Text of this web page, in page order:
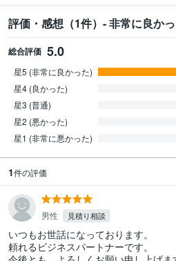
評価・感想（1件）- 非常に良か
総合評価 5.0
星5 (非常に良かった)
星4 (良かった)
星3 (普通)
星2 (悪かった)
星1 (非常に悪かった)
1件の評価
男性 見積り相談
いつもお世話になっております。
頼れるビジネスパートナーです。